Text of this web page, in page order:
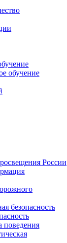
обучение
России
безопасность
поведения